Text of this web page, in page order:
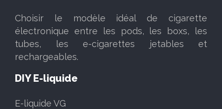
Choisir le modèle idéal de cigarette
électronique entre les pods, les boxs, les
tubes, les e-cigarettes jetables et
rechargeables.
DIY E-liquide
E-liquide VG